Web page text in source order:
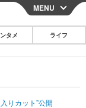
CLOSE
MENU
タメ ライフ
りカット”公開